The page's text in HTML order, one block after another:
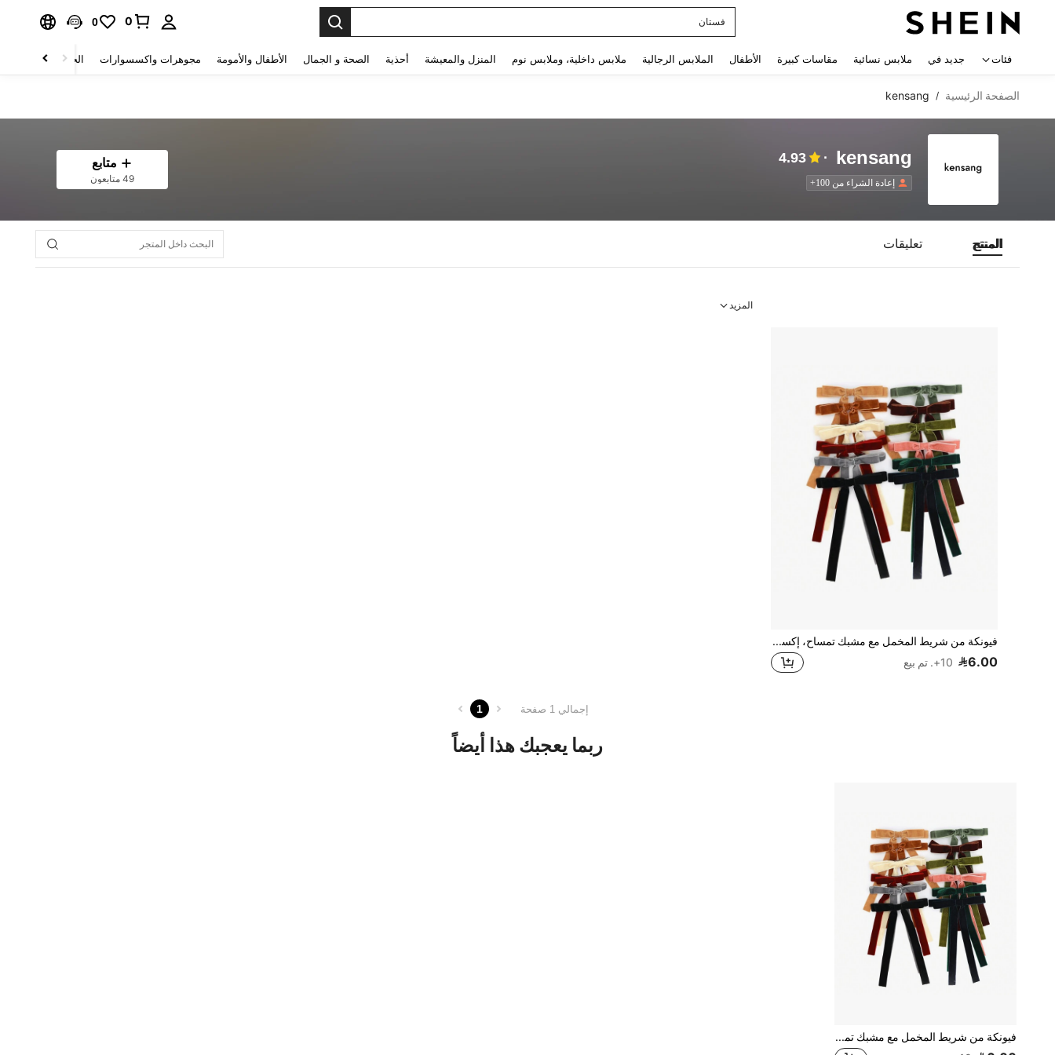
فستان
0
0
فئات جديد في ملابس نسائية مقاسات كبيرة الأطفال الملابس الرجالية ملابس داخلية، وملابس نوم المنزل والمعيشة أحذية الصحة و الجمال الأطفال والأمومة مجوهرات واكسسوارات الحقائب والأمتعة
الصفحة الرئيسية /
kensang
kensang
4.93
إعادة الشراء من 100+
متابع
49 متابعون
المنتج تعليقات
المزيد
فيونكة من شريط المخمل مع مشبك تمساح، إكسسوارات شعر مصنوعة يدويًا من القماش، زينة شعر للبنات، عيد الحب، مشابك شعر، مشابك شعر مخالب، لوازم مدرسية، إكسسوارات رأس، دبوس شعر، صيف، عطلة، سفر، مهرجان، حفلة
6.00 10+. تم بيع
إجمالي 1 صفحة 1
ربما يعجبك هذا أيضاً
فيونكة من شريط المخمل مع مشبك تمساح، إكسسوارات شعر مصنوعة يدويًا من القماش، زينة شعر للبنات، عيد الحب، مشابك شعر، مشابك شعر مخالب، لوازم مدرسية، إكسسوارات رأس، دبوس شعر، صيف، عطلة، سفر، مهرجان، حفلة